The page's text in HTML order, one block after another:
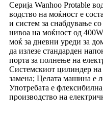
Серија Wanhoo Protable
водство на моќност е
и систем за снабдување
нивоа на моќност од
моќ за дневни уреди за
да излезе стандарден
порта за полнење на
Системскиот цилиндер на
замена; Целата машина е
Употребата е
производство на